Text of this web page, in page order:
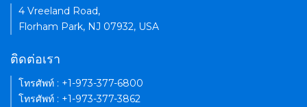
4 Vreeland Road,
Florham Park, NJ 07932, USA
ติดต่อเรา
โทรศัพท์ : +1-973-377-6800
โทรศัพท์ : +1-973-377-3862